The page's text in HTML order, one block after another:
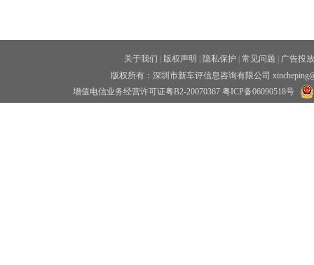
关于我们 版权声明 隐私保护 常见问题
广告投放
版权所有：深圳市新车评信息咨询有限公司
增值电信业务经营许可证粤B2-20070367 粤ICP备06090518号